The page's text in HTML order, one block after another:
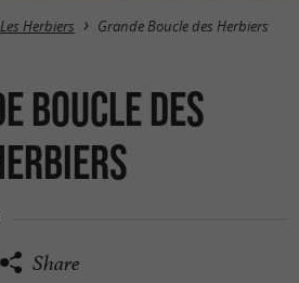
Les Herbiers Grande Boucle des Herbiers
Boucle des
Share